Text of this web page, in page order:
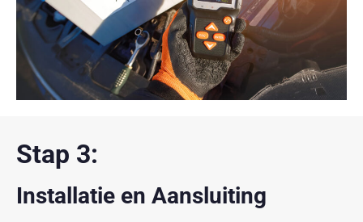
Stap 3:
Installatie en Aansluiting